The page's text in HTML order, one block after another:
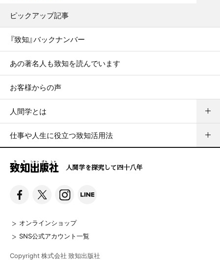
ピックアップ記事
『致知』バックナンバー
あの著名人も致知を読んでいます
お客様からの声
人間学とは
仕事や人生に役立つ致知活用法
人間学を探究して四十八年
オンラインショップ
SNS公式アカウント一覧
Copyright 株式会社 致知出版社